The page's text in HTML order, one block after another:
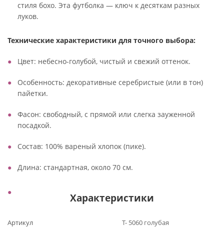
стиля бохо. Эта футболка — ключ к десяткам разных
луков.
Технические характеристики для точного выбора:
Цвет: небесно-голубой, чистый и свежий оттенок.
Особенность: декоративные серебристые (или в тон)
пайетки.
Фасон: свободный, с прямой или слегка зауженной
посадкой.
Состав: 100% вареный хлопок (пике).
Длина: стандартная, около 70 см.
Характеристики
Артикул Т- 5060 голубая